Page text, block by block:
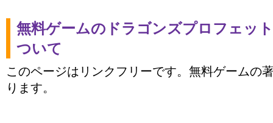
無料ゲームのドラゴンズプロフェッ
ついて
このページはリンクフリーです。無料ゲームの
ります。